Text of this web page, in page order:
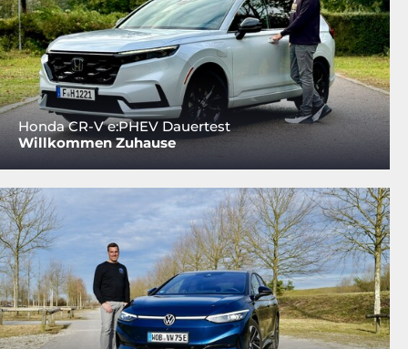
Honda CR-V e:PHEV Dauertest
Willkommen Zuhause